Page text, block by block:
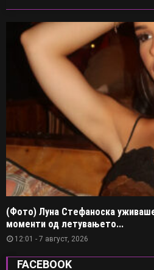
(Фото) Луна Стефаноска
моменти од летувањето...
12:01 - 7 август, 2026
FACEBOOK